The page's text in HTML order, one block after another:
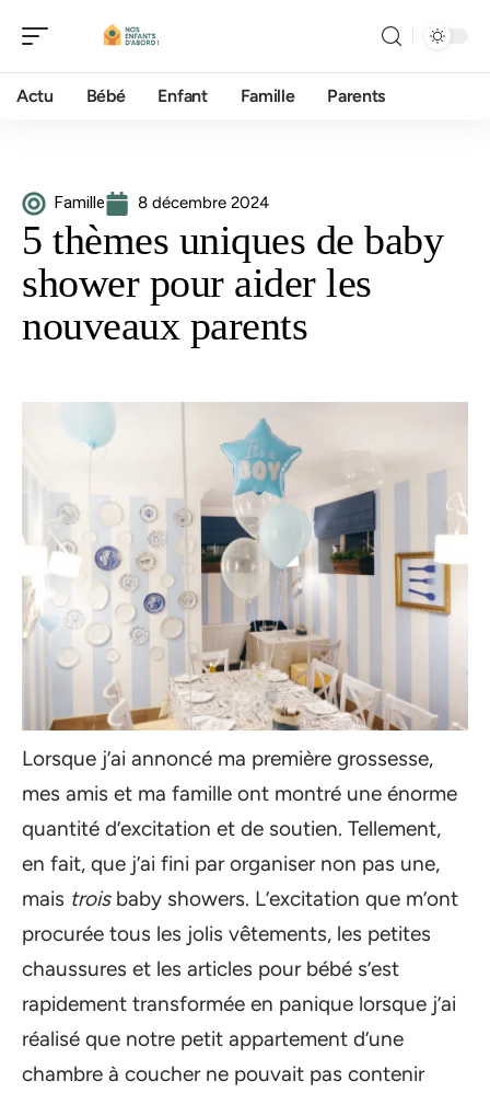
Actu Bébé Enfant Famille Parents
Famille 8 décembre 2024
5 thèmes uniques de baby
shower pour aider les
nouveaux parents
Lorsque j’ai annoncé ma première grossesse,
mes amis et ma famille ont montré une énorme
quantité d’excitation et de soutien. Tellement,
en fait, que j’ai fini par organiser non pas une,
mais troisbaby showers. L’excitation que m’ont
procurée tous les jolis vêtements, les petites
chaussures et les articles pour bébé s’est
rapidement transformée en panique lorsque j’ai
réalisé que notre petit appartement d’une
chambre à coucher ne pouvait pas contenir